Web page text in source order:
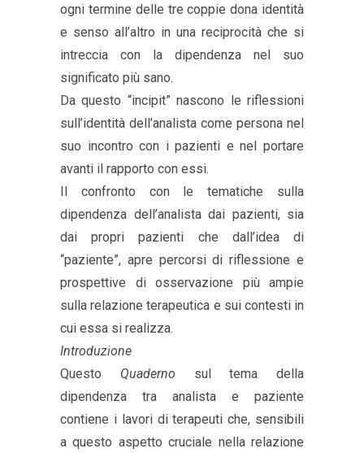
ogni termine delle tre coppie dona identità
e senso all’altro in una reciprocità che si
intreccia con la dipendenza nel suo
significato più sano.
Da questo “incipit” nascono le riflessioni
sull’identità dell’analista come persona nel
suo incontro con i pazienti e nel portare
avanti il rapporto con essi.
Il confronto con le tematiche sulla
dipendenza dell’analista dai pazienti, sia
dai propri pazienti che dall’idea di
“paziente”, apre percorsi di riflessione e
prospettive di osservazione più ampie
sulla relazione terapeutica e sui contesti in
cui essa si realizza.
Introduzione
Questo Quaderno sul tema della
dipendenza tra analista e paziente
contiene i lavori di terapeuti che, sensibili
a questo aspetto cruciale nella relazione